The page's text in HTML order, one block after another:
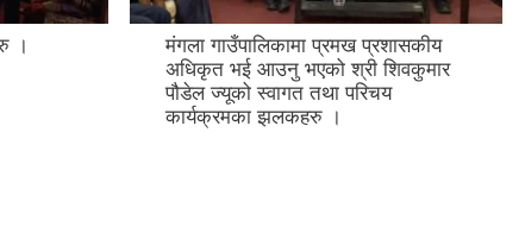
।
मंगला गाउँपालिकामा प्रमख प्रशासकीय
अधिकृत भई आउनु भएको श्री शिवकुमार
पौडेल ज्यूको स्वागत तथा परिचय
कार्यक्रमका झलकहरु ।